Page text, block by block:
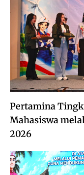
Pertamina
Mahasiswa
2026